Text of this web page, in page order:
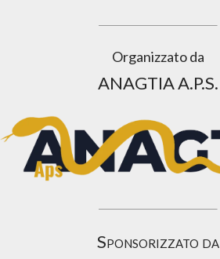
Organizzato da
ANAGTIA A.P.S.
Sponsorizzato da